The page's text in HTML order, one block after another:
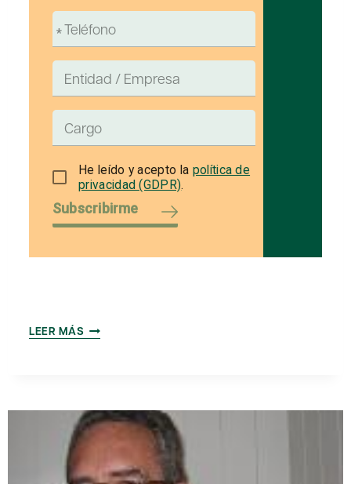
He leído y acepto la política de
privacidad (GDPR).
Subscribirme
LEER MÁS LA